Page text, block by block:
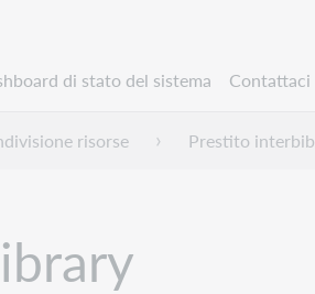
di stato del sistema Contattaci
la gerarchia globale
risorse Prestito